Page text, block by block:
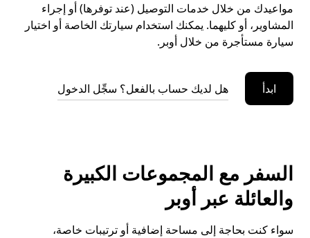
مواعيدك من خلال خدمات التوصيل (عند توفرها) أو إجراء
المشاوير، أو كليهما. يمكنك استخدام سيارتك الخاصة أو اختيار
سيارة مستأجرة من خلال أوبر.
ابدأ هل لديك حساب بالفعل؟ سجِّل الدخول
السفر مع المجموعات الكبيرة
والعائلة عبر أوبر
سواء كنت بحاجة إلى مساحة إضافية أو ترتيبات خاصة،